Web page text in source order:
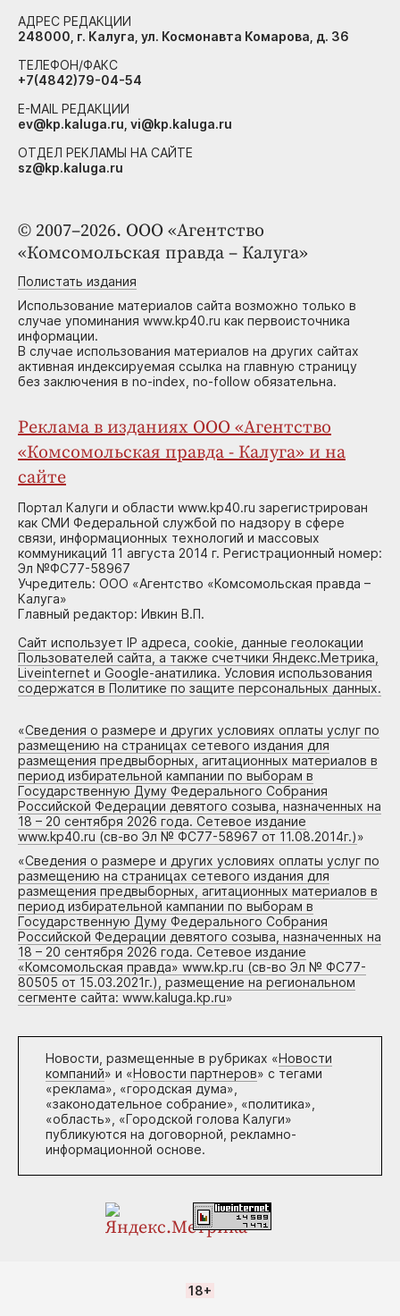
© 2007–2026. ООО «Агентство
«Комсомольская правда – Калуга»
Полистать издания
Использование материалов сайта возможно только в
случае упоминания www.kp40.ru как первоисточника
информации.
В случае использования материалов на других сайтах
активная индексируемая ссылка на главную страницу
без заключения в no-index, no-follow обязательна.
Реклама в изданиях ООО «Агентство
«Комсомольская правда - Калуга» и на
сайте
Портал Калуги и области www.kp40.ru зарегистрирован
как СМИ Федеральной службой по надзору в сфере
связи, информационных технологий и массовых
коммуникаций 11 августа 2014 г. Регистрационный номер:
Эл №ФС77-58967
Учредитель: ООО «Агентство «Комсомольская правда –
Калуга»
Главный редактор: Ивкин В.П.
Сайт использует IP адреса, cookie, данные геолокации
Пользователей сайта, а также счетчики Яндекс.Метрика,
Liveinternet и Google-анатилика. Условия использования
содержатся в Политике по защите персональных данных.
«Сведения о размере и других условиях оплаты услуг по
размещению на страницах сетевого издания для
размещения предвыборных, агитационных материалов в
период избирательной кампании по выборам в
Государственную Думу Федерального Собрания
Российской Федерации девятого созыва, назначенных на
18 – 20 сентября 2026 года. Сетевое издание
www.kp40.ru (св-во Эл № ФС77-58967 от 11.08.2014г.)»
«Сведения о размере и других условиях оплаты услуг по
размещению на страницах сетевого издания для
размещения предвыборных, агитационных материалов в
период избирательной кампании по выборам в
Государственную Думу Федерального Собрания
Российской Федерации девятого созыва, назначенных на
18 – 20 сентября 2026 года. Сетевое издание
«Комсомольская правда» www.kp.ru (св-во Эл № ФС77-
80505 от 15.03.2021г.), размещение на региональном
сегменте сайта: www.kaluga.kp.ru»
Новости, размещенные в рубриках «Новости
компаний» и «Новости партнеров» с тегами
«реклама», «городская дума»,
«законодательное собрание», «политика»,
«область», «Городской голова Калуги»
публикуются на договорной, рекламно-
информационной основе.
АДРЕС РЕДАКЦИИ
248000, г. Калуга, ул. Космонавта Комарова, д. 36
ТЕЛЕФОН/ФАКС
+7(4842)79-04-54
E-MAIL РЕДАКЦИИ
ev@kp.kaluga.ru, vi@kp.kaluga.ru
ОТДЕЛ РЕКЛАМЫ НА САЙТЕ
sz@kp.kaluga.ru
18+